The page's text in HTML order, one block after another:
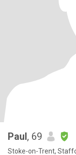
Paul, 69
Stoke-on-Trent,